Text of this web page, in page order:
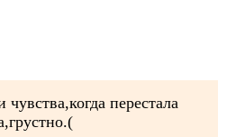
перестала